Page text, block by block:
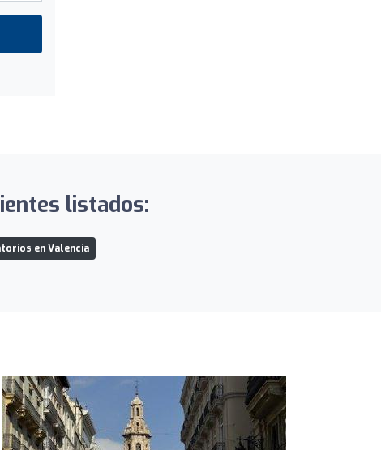
listados:
en Valencia